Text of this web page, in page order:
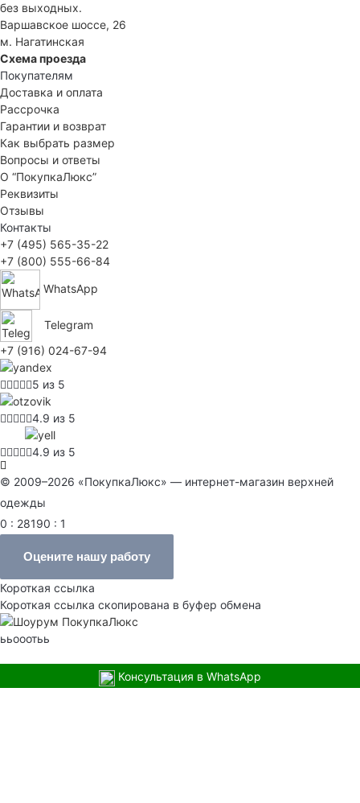
без выходных.
Варшавское шоссе, 26
м. Нагатинская
Схема проезда
Покупателям
Доставка и оплата
Рассрочка
Гарантии и возврат
Как выбрать размер
Вопросы и ответы
О “ПокупкаЛюкс”
Реквизиты
Отзывы
Контакты
+7 (495) 565-35-22
+7 (800) 555-66-84
WhatsApp
Telegram
+7 (916) 024-67-94
5 из 5
4.9 из 5
4.9 из 5
© 2009–2026 «ПокупкаЛюкс» — интернет-магазин верхней
одежды
0 : 28190 : 1
Оцените нашу работу
Короткая ссылка
Короткая ссылка скопирована в буфер обмена
ььооотьь
Консультация в WhatsApp